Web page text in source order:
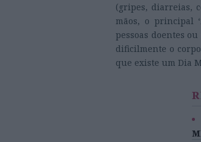
(gripes, diarreias,
mãos, o principal
pessoas doentes
dificilmente o
que existe um Dia